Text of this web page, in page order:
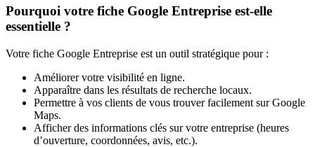
Pourquoi votre fiche Google Entreprise est-elle
essentielle ?
Votre fiche Google Entreprise est un outil stratégique pour :
Améliorer votre visibilité en ligne.
Apparaître dans les résultats de recherche locaux.
Permettre à vos clients de vous trouver facilement sur Google
Maps.
Afficher des informations clés sur votre entreprise (heures
d’ouverture, coordonnées, avis, etc.).